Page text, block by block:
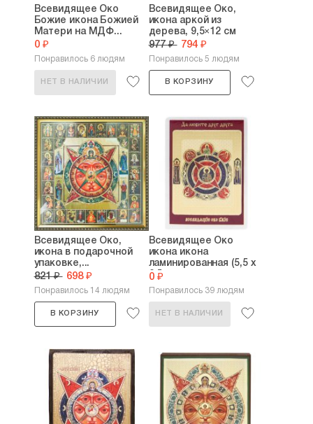
Всевидящее Око
Божие икона Божией
Матери на МДФ...
0 ₽
Понравилось 6 людям
НЕТ В НАЛИЧИИ
Всевидящее Око,
икона аркой из
дерева, 9,5×12 см
977 ₽ 794 ₽
Понравилось 5 людям
В КОРЗИНУ
Всевидящее Око,
икона в подарочной
упаковке,...
821 ₽ 698 ₽
Понравилось 14 людям
В КОРЗИНУ
Всевидящее Око
икона икона
ламинированная (5,5 х
8,5...
0 ₽
Понравилось 39 людям
НЕТ В НАЛИЧИИ